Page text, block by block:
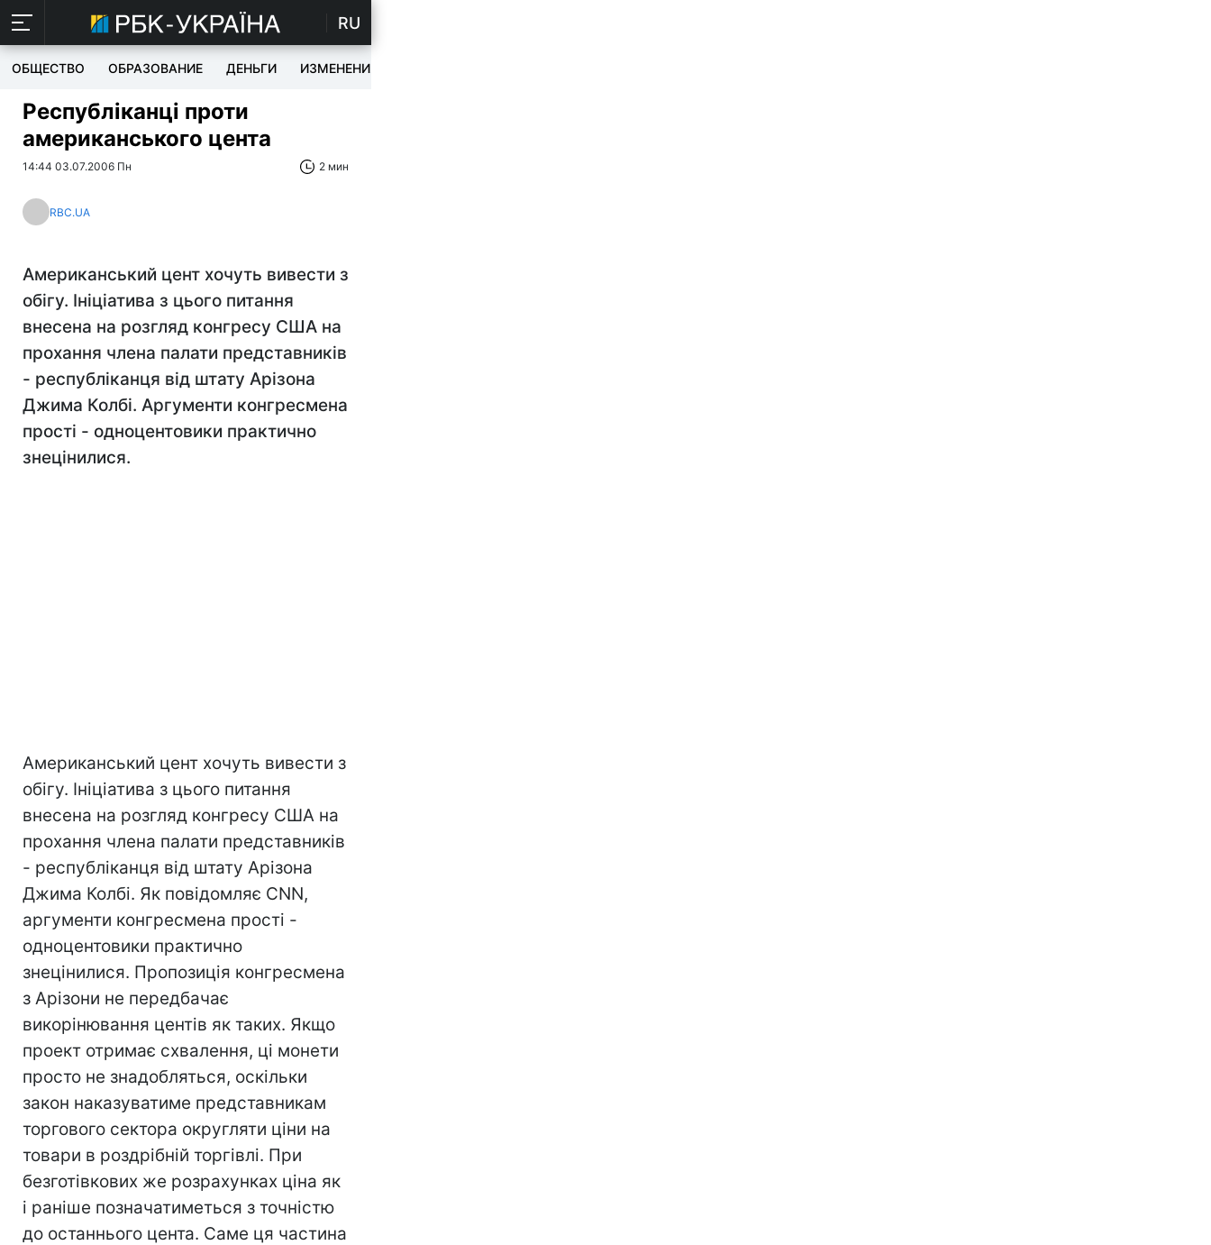
RU
ОБЩЕСТВО ОБРАЗОВАНИЕ ДЕНЬГИ ИЗМЕНЕНИЯ
Республіканці проти
американського цента
14:44 03.07.2006 Пн 2 мин
RBC.UA
Американський цент хочуть вивести з
обігу. Ініціатива з цього питання
внесена на розгляд конгресу США на
прохання члена палати представників
- республіканця від штату Арізона
Джима Колбі. Аргументи конгресмена
прості - одноцентовики практично
знецінилися.
Американський цент хочуть вивести з
обігу. Ініціатива з цього питання
внесена на розгляд конгресу США на
прохання члена палати представників
- республіканця від штату Арізона
Джима Колбі. Як повідомляє CNN,
аргументи конгресмена прості -
одноцентовики практично
знецінилися. Пропозиція конгресмена
з Арізони не передбачає
викорінювання центів як таких. Якщо
проект отримає схвалення, ці монети
просто не знадобляться, оскільки
закон наказуватиме представникам
торгового сектора округляти ціни на
товари в роздрібній торгівлі. При
безготівкових же розрахунках ціна як
і раніше позначатиметься з точністю
до останнього цента. Саме ця частина